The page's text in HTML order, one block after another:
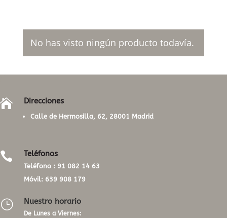
No has visto ningún producto todavía.
 Direcciones
Calle de Hermosilla, 62, 28001 Madrid
 Teléfonos
Teléfono : 91 082 14 63
Móvil: 639 908 179
} Nuestro horario
De Lunes a Viernes: